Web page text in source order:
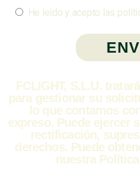
He leído y acepto las
FCLIGHT, S.L.U.
para gestionar su
lo que contamos
expreso. Puede ejercer
rectificación,
derechos. Puede
nuestra